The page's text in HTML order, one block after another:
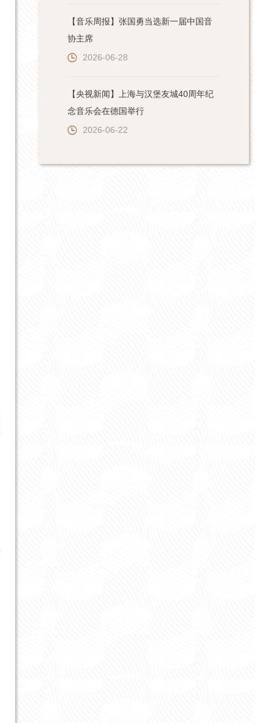
【音乐周报】张国勇当选新一届中国音
协主席
2026-06-28
【央视新闻】上海与汉堡友城40周年纪
念音乐会在德国举行
2026-06-22